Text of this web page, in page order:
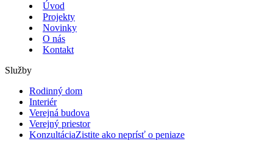
Úvod
Projekty
Novinky
O nás
Kontakt
Služby
Rodinný dom
Interiér
Verejná budova
Verejný priestor
KonzultáciaZistite ako neprísť o peniaze